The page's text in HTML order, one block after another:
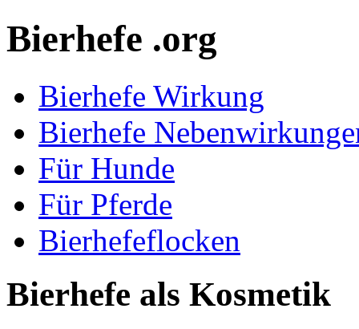
Bierhefe .org
Bierhefe Wirkung
Bierhefe
Für Hunde
Für Pferde
Bierhefeflocken
Bierhefe als Kosmetik